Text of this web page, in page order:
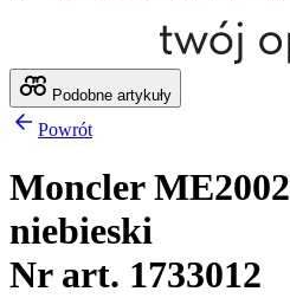
Podobne artykuły
Powrót
Moncler ME2002
niebieski
Nr art. 1733012